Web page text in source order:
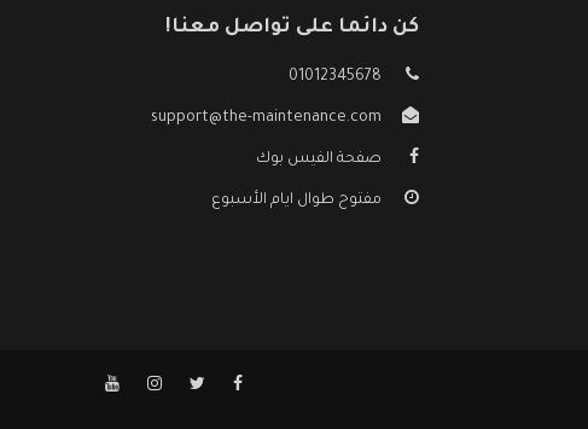
كن دائما على تواصل معنا!
01012345678
support@the-maintenance.com
صفحة الفيس بوك
مفتوح طوال ايام الأسبوع